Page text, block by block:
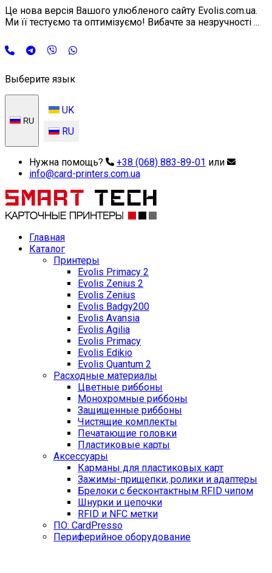
Це нова версія Вашого улюбленого сайту Evolis.com.ua.
Ми її тестуємо та оптимізуємо! Вибачте за незручності ...
Выберите язык
RU
UK
RU
Нужна помощь? +38 (068) 883-89-01 или
info@card-printers.com.ua
Главная
Каталог
Принтеры
Evolis Primacy 2
Evolis Zenius 2
Evolis Zenius
Evolis Badgy200
Evolis Avansia
Evolis Agilia
Evolis Primacy
Evolis Edikio
Evolis Quantum 2
Расходные материалы
Цветные риббоны
Монохромные риббоны
Защищенные риббоны
Чистящие комплекты
Печатающие головки
Пластиковые карты
Аксессуары
Карманы для пластиковых карт
Зажимы-прищепки, ролики и адаптеры
Брелоки с бесконтактным RFID чипом
Шнурки и цепочки
RFID и NFC метки
ПО: CardPresso
Периферийное оборудование